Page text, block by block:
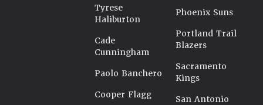
Tyrese
Haliburton
Cade
Cunningham
Paolo Banchero
Cooper Flagg
Phoenix Suns
Portland Trail
Blazers
Sacramento
Kings
San Antonio